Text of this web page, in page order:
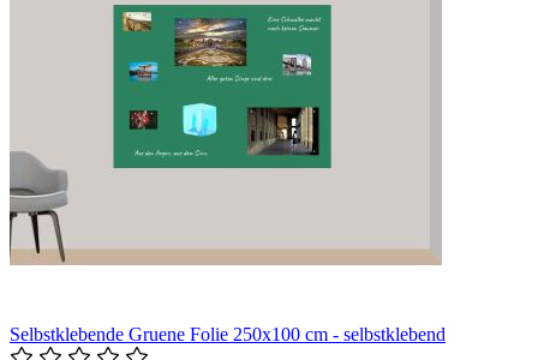
Selbstklebende Gruene Folie 250x100 cm - selbstklebend